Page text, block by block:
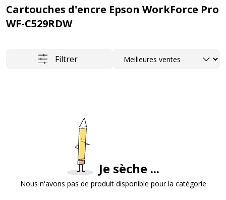
Cartouches d'encre Epson WorkForce Pro
WF-C529RDW
Filtrer Trier
Je sèche ...
Nous n'avons pas de produit disponible pour la catégorie